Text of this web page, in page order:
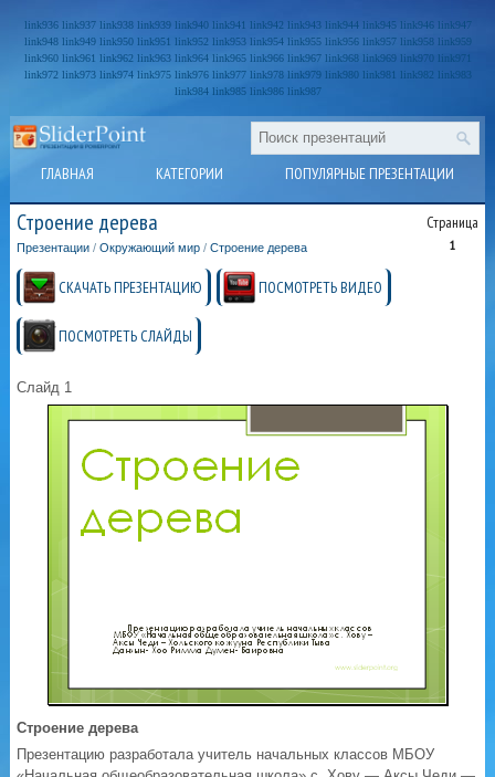
link936 link937 link938 link939 link940 link941 link942 link943 link944 link945 link946 link947
link948 link949 link950 link951 link952 link953 link954 link955 link956 link957 link958 link959
link960 link961 link962 link963 link964 link965 link966 link967 link968 link969 link970 link971
link972 link973 link974 link975 link976 link977 link978 link979 link980 link981 link982 link983
link984 link985 link986 link987
ГЛАВНАЯ КАТЕГОРИИ ПОПУЛЯРНЫЕ ПРЕЗЕНТАЦИИ
Строение дерева Страница
1
Презентации /Окружающий мир /Строение дерева
СКАЧАТЬ ПРЕЗЕНТАЦИЮ ПОСМОТРЕТЬ ВИДЕО
ПОСМОТРЕТЬ СЛАЙДЫ
Слайд 1
Строение дерева
Презентацию разработала учитель начальных классов МБОУ